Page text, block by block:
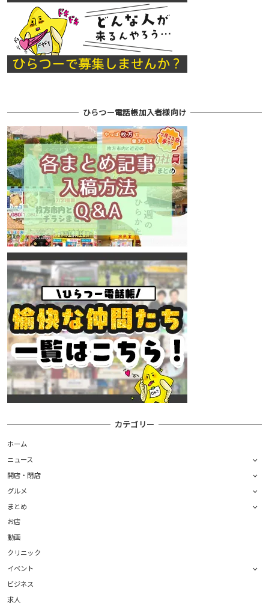
ひらつー電話帳加入者様向け
カテゴリー
ホーム
ニュース
開店・閉店
グルメ
まとめ
お店
動画
クリニック
イベント
ビジネス
求人